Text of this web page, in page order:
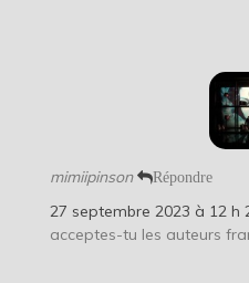
mimiipinson Répondre
27 septembre 2023 à 12 h
acceptes-tu les auteurs